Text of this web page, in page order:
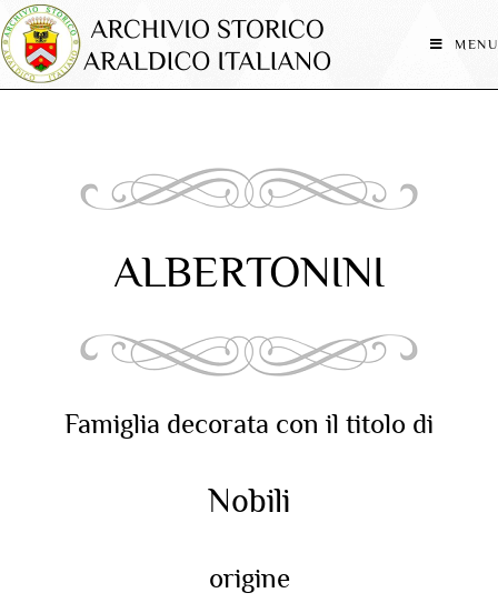
MENU
ALBERTONINI
Famiglia decorata con il titolo di
Nobili
origine